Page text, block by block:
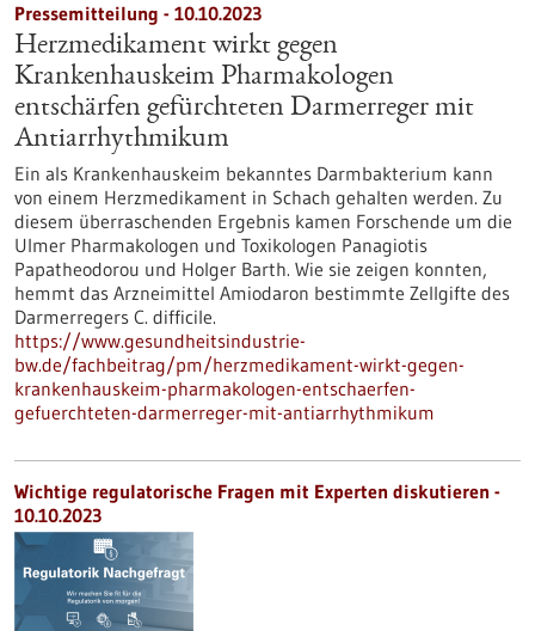
Pressemitteilung - 10.10.2023
Herzmedikament wirkt gegen
Krankenhauskeim Pharmakologen
entschärfen gefürchteten Darmerreger mit
Antiarrhythmikum
Ein als Krankenhauskeim bekanntes Darmbakterium kann
von einem Herzmedikament in Schach gehalten werden. Zu
diesem überraschenden Ergebnis kamen Forschende um die
Ulmer Pharmakologen und Toxikologen Panagiotis
Papatheodorou und Holger Barth. Wie sie zeigen konnten,
hemmt das Arzneimittel Amiodaron bestimmte Zellgifte des
Darmerregers C. difficile.
https://www.gesundheitsindustrie-
bw.de/fachbeitrag/pm/herzmedikament-wirkt-gegen-
krankenhauskeim-pharmakologen-entschaerfen-
gefuerchteten-darmerreger-mit-antiarrhythmikum
Wichtige regulatorische Fragen mit Experten diskutieren -
10.10.2023